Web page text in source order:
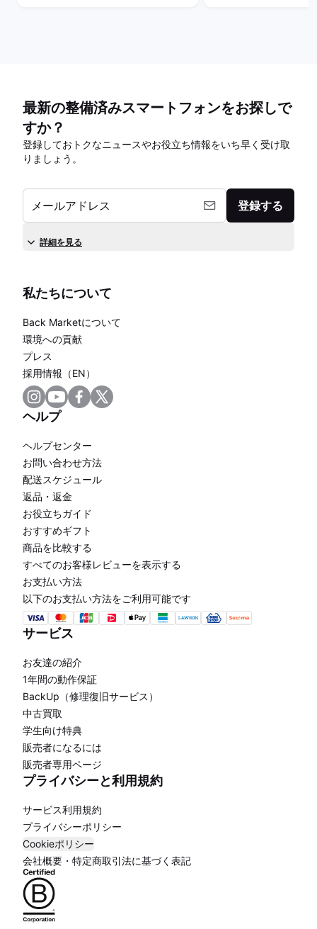
最新の整備済みスマートフォンをお探しで
すか？
登録しておトクなニュースやお役立ち情報をいち早く受け取
りましょう。
メールアドレス 登録する
詳細を見る
私たちについて
Back Marketについて
環境への貢献
プレス
採用情報（EN）
ヘルプ
ヘルプセンター
お問い合わせ方法
配送スケジュール
返品・返金
お役立ちガイド
おすすめギフト
商品を比較する
すべてのお客様レビューを表示する
お支払い方法
以下のお支払い方法をご利用可能です
サービス
お友達の紹介
1年間の動作保証
BackUp（修理復旧サービス）
中古買取
学生向け特典
販売者になるには
販売者専用ページ
プライバシーと利用規約
サービス利用規約
プライバシーポリシー
Cookieポリシー
会社概要・特定商取引法に基づく表記